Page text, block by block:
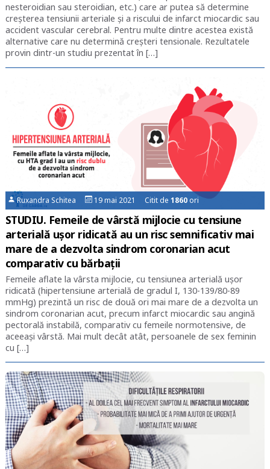
nesteroidian sau steroidian, etc.) care ar putea să determine
creșterea tensiunii arteriale și a riscului de infarct miocardic sau
accident vascular cerebral. Pentru multe dintre acestea există
alternative care nu determină creșteri tensionale. Rezultatele
provin dintr-un studiu prezentat în […]
Ruxandra Schitea 19 mai 2021 Citit de1860 ori
STUDIU. Femeile de vârstă mijlocie cu tensiune
arterială ușor ridicată au un risc semnificativ mai
mare de a dezvolta sindrom coronarian acut
comparativ cu bărbații
Femeile aflate la vârsta mijlocie, cu tensiunea arterială ușor
ridicată (hipertensiune arterială de gradul I, 130-139/80-89
mmHg) prezintă un risc de două ori mai mare de a dezvolta un
sindrom coronarian acut, precum infarct miocardic sau angină
pectorală instabilă, comparativ cu femeile normotensive, de
aceeași vârstă. Mai mult decât atât, persoanele de sex feminin
cu […]